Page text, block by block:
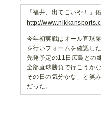
「福井、出てこいや！」
http://
今年初実戦はオール直球
を行いフォームを確認した
先発予定の11日広島との
全部直球勝負で行こうか
その日の気分かな」と笑
だった。